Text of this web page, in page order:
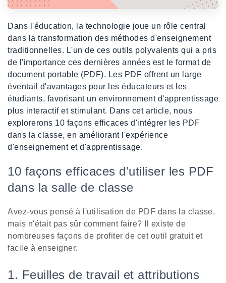
Dans l'éducation, la technologie joue un rôle central
dans la transformation des méthodes d'enseignement
traditionnelles. L'un de ces outils polyvalents qui a pris
de l'importance ces dernières années est le format de
document portable (PDF). Les PDF offrent un large
éventail d'avantages pour les éducateurs et les
étudiants, favorisant un environnement d'apprentissage
plus interactif et stimulant. Dans cet article, nous
explorerons 10 façons efficaces d'intégrer les PDF
dans la classe, en améliorant l'expérience
d'enseignement et d'apprentissage.
10 façons efficaces d'utiliser les PDF
dans la salle de classe
Avez-vous pensé à l'utilisation de PDF dans la classe,
mais n'était pas sûr comment faire? Il existe de
nombreuses façons de profiter de cet outil gratuit et
facile à enseigner.
1. Feuilles de travail et attributions